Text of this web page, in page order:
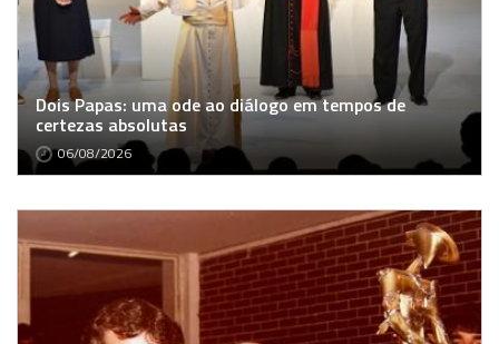
Dois Papas: uma ode ao diálogo em tempos de
certezas absolutas
06/08/2026